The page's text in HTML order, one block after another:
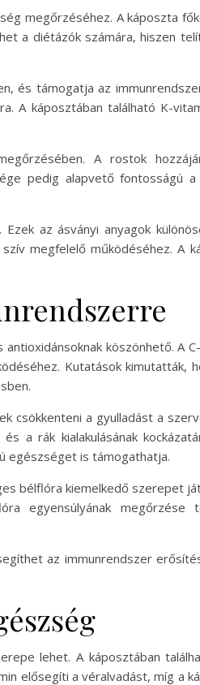
megőrzéséhez. A káposzta
a diétázók számára, hiszen
és támogatja az
A káposztában található K-
A rostok
pedig alapvető fontosságú
az ásványi anyagok
megfelelő működéséhez. A
köszönhető. A
Kutatások kimutatták,
csökkenteni a gyulladást a
a rák kialakulásának
egészséget is támogathatja.
bélflóra kiemelkedő szerepet
egyensúlyának megőrzése
az immunrendszer
lehet. A káposztában
elősegíti a véralvadást, míg a